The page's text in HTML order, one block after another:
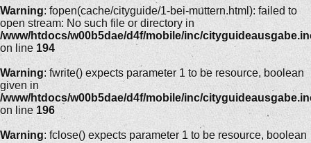
Warning: fopen(cache/cityguide/1-bei-muttern.html): failed to
open stream: No such file or directory in
/www/htdocs/w00b5dae/d4f/mobile/inc/
on line 194
Warning: fwrite() expects parameter 1 to be resource, boolean
given in
/www/htdocs/w00b5dae/d4f/mobile/inc/
on line 196
Warning: fclose() expects parameter 1 to be resource, boolean